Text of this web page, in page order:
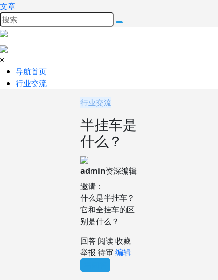
文章
×
导航首页
行业交流
行业交流
半挂车是
什么？
admin资深编辑
邀请：
什么是半挂车？
它和全挂车的区
别是什么？
回答 阅读收藏
举报 待审 编辑